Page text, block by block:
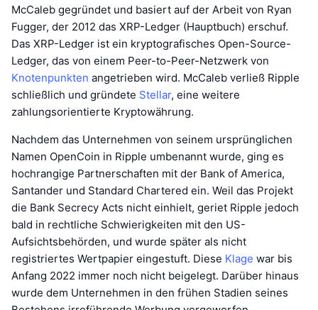
McCaleb gegründet und basiert auf der Arbeit von Ryan
Fugger, der 2012 das XRP-Ledger (Hauptbuch) erschuf.
Das XRP-Ledger ist ein kryptografisches Open-Source-
Ledger, das von einem Peer-to-Peer-Netzwerk von
Knotenpunkten angetrieben wird. McCaleb verließ Ripple
schließlich und gründete Stellar, eine weitere
zahlungsorientierte Kryptowährung.
Nachdem das Unternehmen von seinem ursprünglichen
Namen OpenCoin in Ripple umbenannt wurde, ging es
hochrangige Partnerschaften mit der Bank of America,
Santander und Standard Chartered ein. Weil das Projekt
die Bank Secrecy Acts nicht einhielt, geriet Ripple jedoch
bald in rechtliche Schwierigkeiten mit den US-
Aufsichtsbehörden, und wurde später als nicht
registriertes Wertpapier eingestuft. Diese Klage war bis
Anfang 2022 immer noch nicht beigelegt. Darüber hinaus
wurde dem Unternehmen in den frühen Stadien seines